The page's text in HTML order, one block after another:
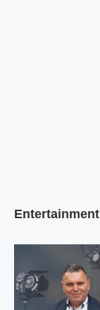
Entertainment